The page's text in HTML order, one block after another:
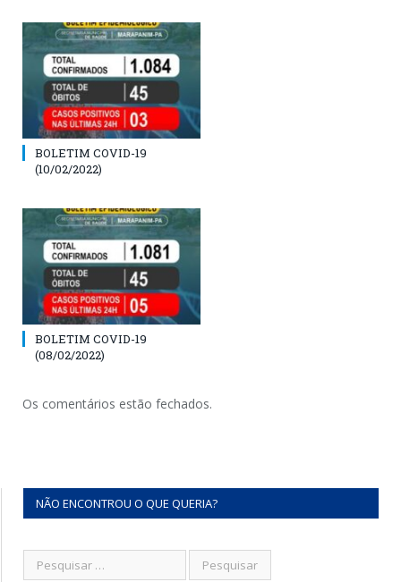
BOLETIM COVID-19
(10/02/2022)
BOLETIM COVID-19
(08/02/2022)
Os comentários estão fechados.
NÃO ENCONTROU O QUE QUERIA?